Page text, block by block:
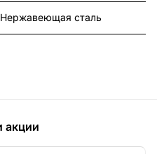
Нержавеющая сталь
акции